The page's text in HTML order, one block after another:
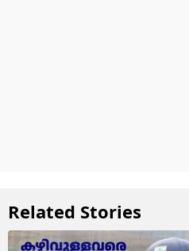
Related Stories